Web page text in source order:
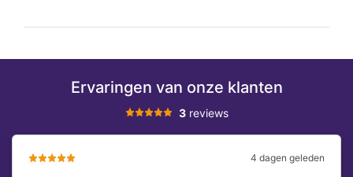
Ervaringen van onze klanten
3reviews
4 dagen geleden